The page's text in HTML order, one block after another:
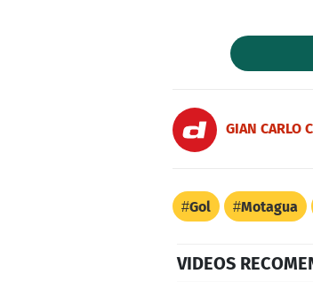
GIAN CARLO
Gol Motagua
VIDEOS